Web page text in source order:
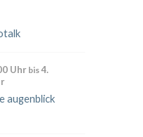
Uhr bis4.
augenblick